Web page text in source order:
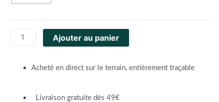
Ajouter au panier
Acheté en direct sur le terrain, entièrement traçable
Livraison gratuite dès 49€